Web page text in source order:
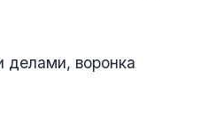
делами, воронка